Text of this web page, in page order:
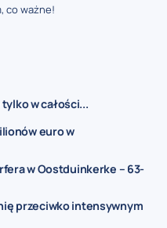
co ważne!
w całości...
euro w
w Oostduinkerke – 63-
przeciwko intensywnym